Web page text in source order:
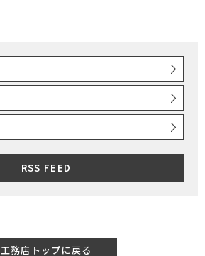
RSS FEED
工務店トップに戻る